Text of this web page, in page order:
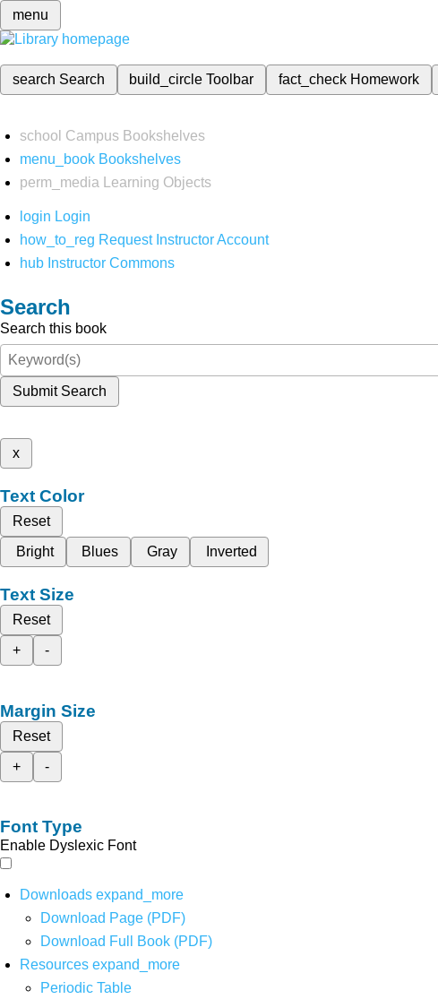
menu
search Search build_circleToolbar fact_check Homework
school Campus Bookshelves
menu_book Bookshelves
perm_media
Learning Objects
login Login
how_to_reg Request Instructor Account
hub Instructor Commons
Search
Search this book
Submit Search
x
Text Color
Reset
Bright
Blues Gray Inverted
Text Size
Reset
+
-
Margin Size
Reset
+
-
Font Type
Enable Dyslexic Font
Downloads expand_more
Download Page (PDF)
Download Full Book (PDF)
Resources expand_more
Periodic Table